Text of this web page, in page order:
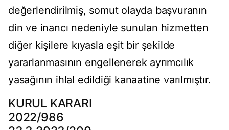
değerlendirilmiş, somut olayda başvuranın
din ve inancı nedeniyle sunulan hizmetten
diğer kişilere kıyasla eşit bir şekilde
yararlanmasının engellenerek ayrımcılık
yasağının ihlal edildiği kanaatine varılmıştır.
KURUL KARARI
2022/986